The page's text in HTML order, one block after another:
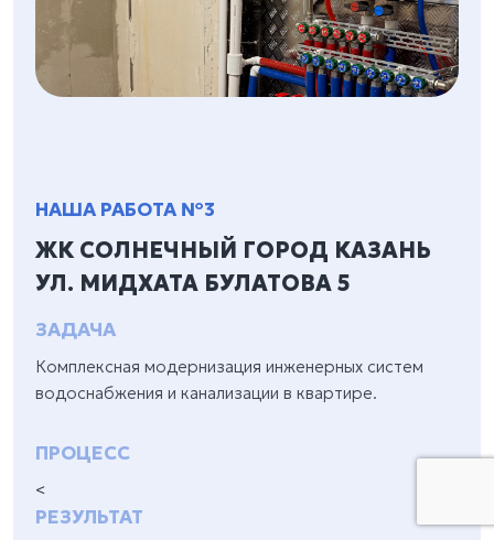
НАША РАБОТА №3
ЖК СОЛНЕЧНЫЙ ГОРОД КАЗАНЬ
УЛ. МИДХАТА БУЛАТОВА 5
ЗАДАЧА
Комплексная модернизация инженерных систем
водоснабжения и канализации в квартире.
ПРОЦЕСС
<
РЕЗУЛЬТАТ